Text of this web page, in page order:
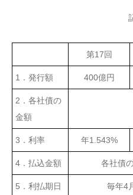
第17回
1．発行額 400億円
2．各社債の
金額
3．利率 年1.543%
4．払込金額 各社債
5．利払期日 毎年4